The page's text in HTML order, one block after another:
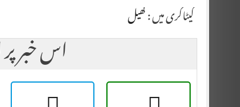
کیٹاگری میں :کھیل
اس خبر